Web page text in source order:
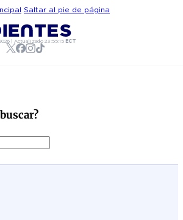
Saltar al pie de página
|Actualizado23:55:15 ECT